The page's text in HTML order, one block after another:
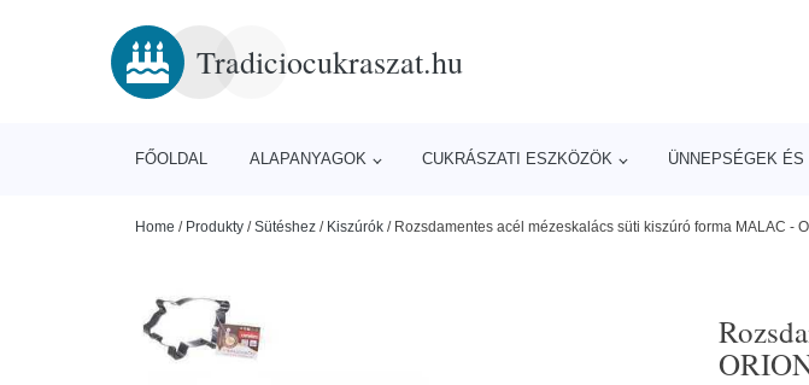
Tradiciocukraszat.hu
FŐOLDAL ALAPANYAGOK CUKRÁSZATI ESZKÖZÖK ÜNNEPSÉGEK ÉS
Home / Produkty /Sütéshez / Kiszúrók / Rozsdamentes acél mézeskalács süti kiszúró forma MALAC -